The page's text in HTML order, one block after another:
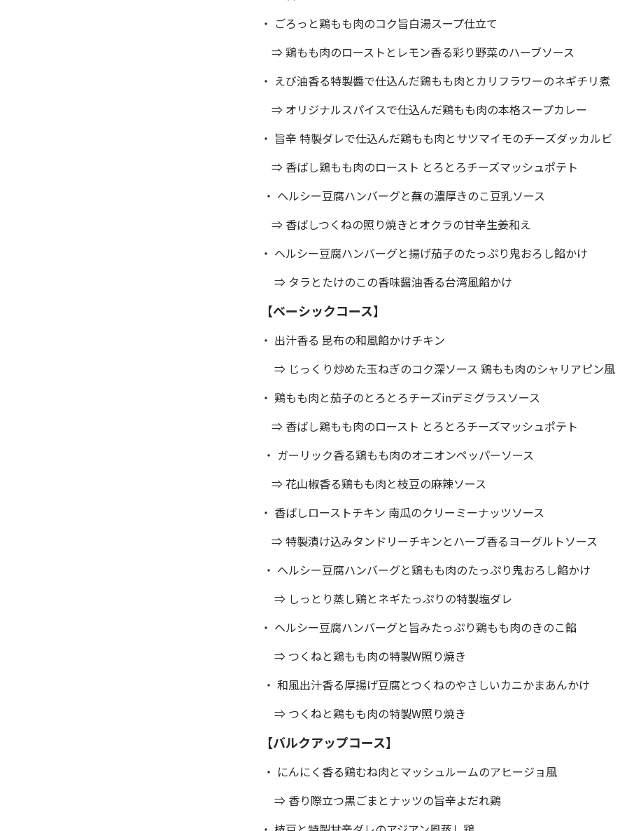
・ ごろっと鶏もも肉のコク旨白湯スープ仕立て
⇒ 鶏もも肉のローストとレモン香る彩り野菜のハーブソース
・ えび油香る特製醬で仕込んだ鶏もも肉とカリフラワーのネギチリ煮
⇒ オリジナルスパイスで仕込んだ鶏もも肉の本格スープカレー
・ 旨辛 特製ダレで仕込んだ鶏もも肉とサツマイモのチーズダッカルビ
⇒ 香ばし鶏もも肉のロースト とろとろチーズマッシュポテト
・ ヘルシー豆腐ハンバーグと蕪の濃厚きのこ豆乳ソース
⇒ 香ばしつくねの照り焼きとオクラの甘辛生姜和え
・ ヘルシー豆腐ハンバーグと揚げ茄子のたっぷり鬼おろし餡かけ
⇒ タラとたけのこの香味醤油香る台湾風餡かけ
【ベーシックコース】
・ 出汁香る 昆布の和風餡かけチキン
⇒ じっくり炒めた玉ねぎのコク深ソース 鶏もも肉のシャリアピン風
・ 鶏もも肉と茄子のとろとろチーズinデミグラスソース
⇒ 香ばし鶏もも肉のロースト とろとろチーズマッシュポテト
・ ガーリック香る鶏もも肉のオニオンペッパーソース
⇒ 花山椒香る鶏もも肉と枝豆の麻辣ソース
・ 香ばしローストチキン 南瓜のクリーミーナッツソース
⇒ 特製漬け込みタンドリーチキンとハーブ香るヨーグルトソース
・ ヘルシー豆腐ハンバーグと鶏もも肉のたっぷり鬼おろし餡かけ
⇒ しっとり蒸し鶏とネギたっぷりの特製塩ダレ
・ ヘルシー豆腐ハンバーグと旨みたっぷり鶏もも肉のきのこ餡
⇒ つくねと鶏もも肉の特製W照り焼き
・ 和風出汁香る厚揚げ豆腐とつくねのやさしいカニかまあんかけ
⇒ つくねと鶏もも肉の特製W照り焼き
【バルクアップコース】
・ にんにく香る鶏むね肉とマッシュルームのアヒージョ風
⇒ 香り際立つ黒ごまとナッツの旨辛よだれ鶏